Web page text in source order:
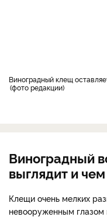
Виноградный клещ
фото редакции
Виноградный
выглядит и
Клещи очень мелких
невооруженным